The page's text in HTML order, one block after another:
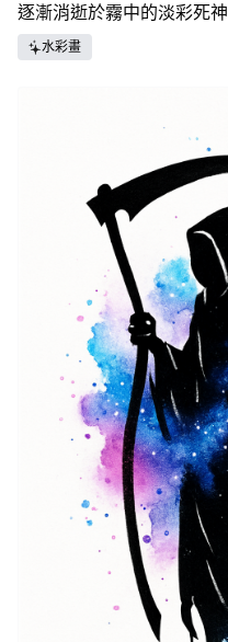
逐漸消逝於霧中的淡彩死神
水彩畫